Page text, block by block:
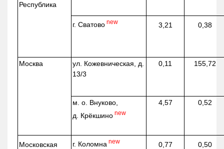
Республика
г. Сватово new 3,21 0,38
Москва ул. Кожевническая , д.
13/3
0,11 155,72
м. о. Внуково,
д. Крёкшино new
4,57 0,52
Московская
г. Коломна new 0,77 0,50